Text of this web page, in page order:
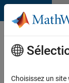
Passer au contenu
Votre
carrière
chez
Choisissez un